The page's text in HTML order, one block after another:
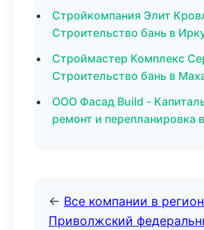
Стройкомпания Элит
Строительство бань в
Строймастер Комплекс
Строительство бань в
ООО Фасад Build -
ремонт и перепланировка
← Все компании в
Приволжский